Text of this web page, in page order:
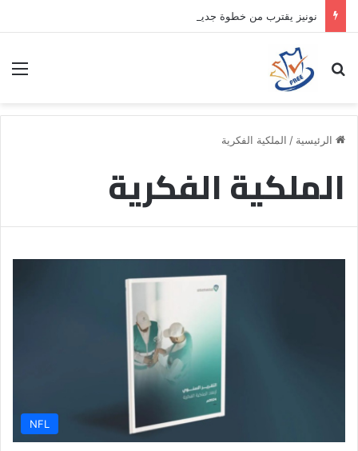
نونيز يقترب من خطوة جديدة بموافقة الهلال
بحث عن
الرئيسية / الملكية الفكرية
الملكية الفكرية
NFL